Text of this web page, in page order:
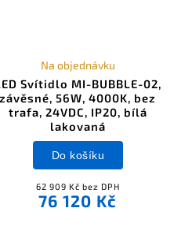
Svítidlo MI-BUBBLE-02,
závěsné, 56W, 4000K, bez
trafa, 24VDC, IP20, bílá
lakovaná
Na objednávku
62 909 Kč bez DPH
76 120 Kč
Do košíku